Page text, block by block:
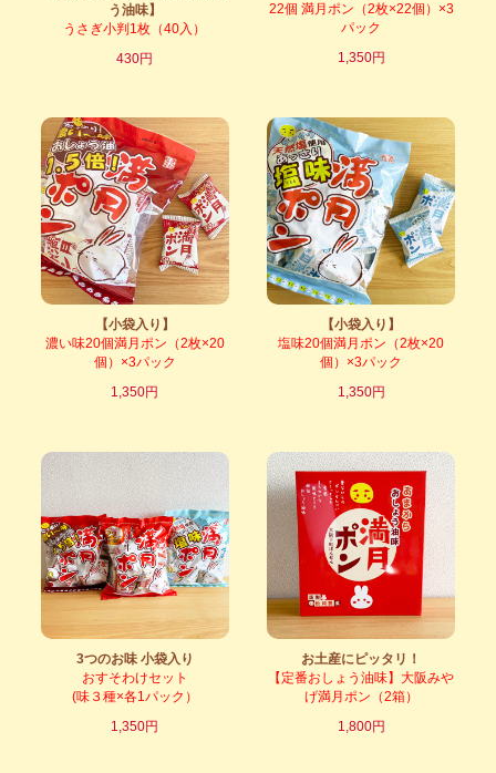
う油味】
うさぎ小判1枚（40入）
430円
22個 満月ポン（2枚×22個）×3
パック
1,350円
【小袋入り】
濃い味20個満月ポン（2枚×20
個）×3パック
1,350円
【小袋入り】
塩味20個満月ポン（2枚×20
個）×3パック
1,350円
3つのお味 小袋入り
おすそわけセット
(味３種×各1パック）
1,350円
お土産にピッタリ！
【定番おしょう油味】大阪みや
げ満月ポン（2箱）
1,800円